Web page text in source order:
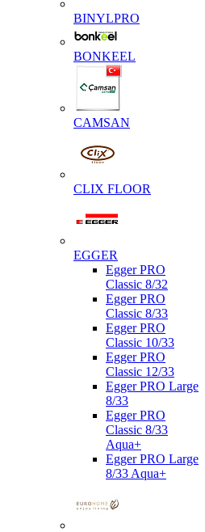
BINYLPRO
BONKEEL
CAMSAN
CLIX FLOOR
EGGER
Egger PRO
Classic 8/32
Egger PRO
Classic 8/33
Egger PRO
Classic 10/33
Egger PRO
Classic 12/33
Egger PRO Large
8/33
Egger PRO
Classic 8/33
Aqua+
Egger PRO Large
8/33 Aqua+